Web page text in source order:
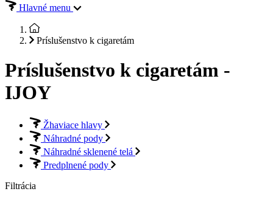
Hlavné menu
Príslušenstvo k cigaretám
Príslušenstvo k cigaretám -
IJOY
Žhaviace hlavy
Náhradné pody
Náhradné sklenené telá
Predplnené pody
Filtrácia